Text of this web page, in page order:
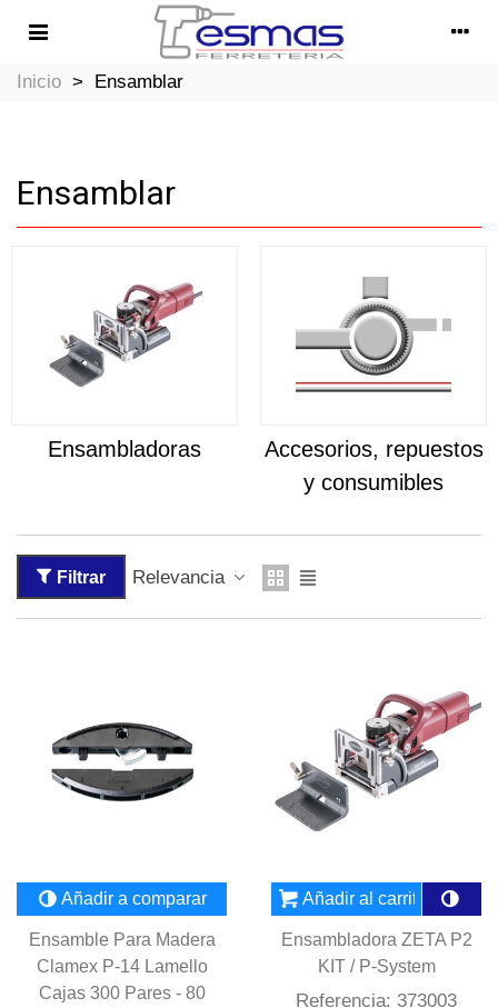
Inicio > Ensamblar
Ensamblar
Ensambladoras
Accesorios, repuestos
y consumibles
Filtrar Relevancia
Añadir a comparar
Ensamble Para Madera
Clamex P-14 Lamello
Cajas 300 Pares - 80
Añadir al carrito
Ensambladora ZETA P2
KIT / P-System
Referencia: 373003